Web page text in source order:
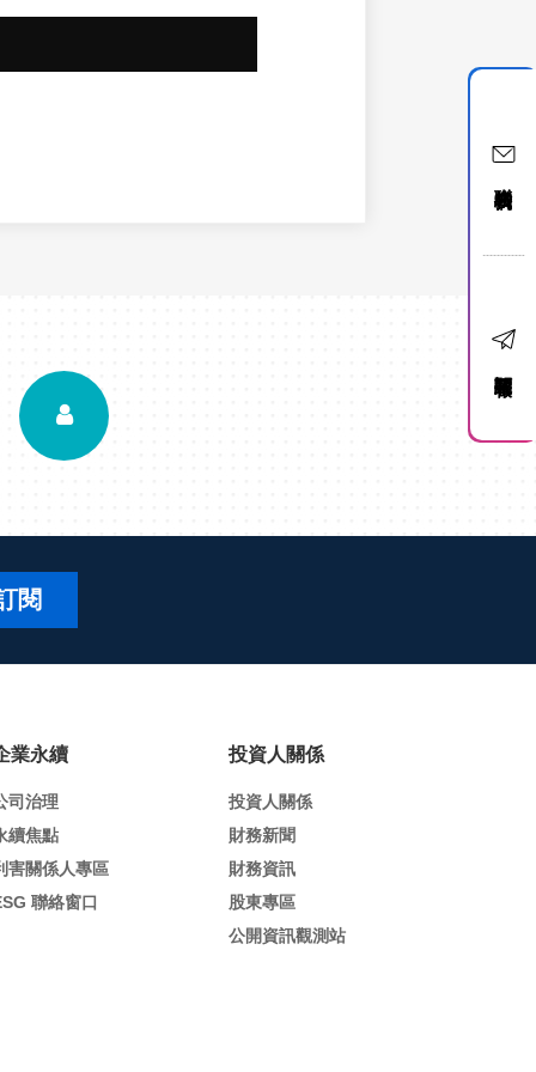
閱
業永續
司治理
續焦點
害關係人專區
聯絡窗口
投資人關係
投資人關係
財務新聞
財務資訊
股東專區
公開資訊觀測站